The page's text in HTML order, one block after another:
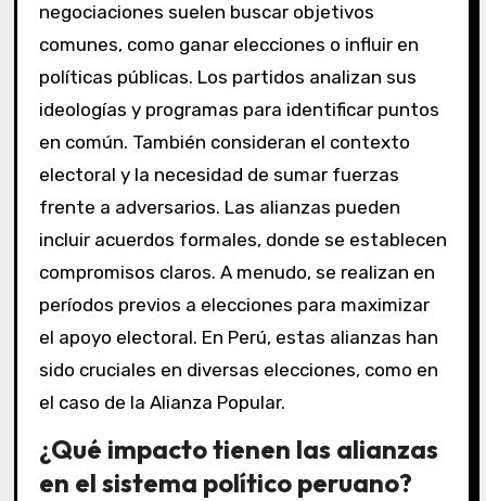
negociaciones suelen buscar objetivos
comunes, como ganar elecciones o influir en
políticas públicas. Los partidos analizan sus
ideologías y programas para identificar puntos
en común. También consideran el contexto
electoral y la necesidad de sumar fuerzas
frente a adversarios. Las alianzas pueden
incluir acuerdos formales, donde se establecen
compromisos claros. A menudo, se realizan en
períodos previos a elecciones para maximizar
el apoyo electoral. En Perú, estas alianzas han
sido cruciales en diversas elecciones, como en
el caso de la Alianza Popular.
¿Qué impacto tienen las alianzas
en el sistema político peruano?